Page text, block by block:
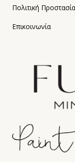
Πολιτική
Επικοινωνία